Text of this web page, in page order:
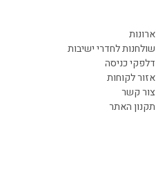
ארונות
שולחנות לחדרי ישיבות
דלפקי כניסה
אזור לקוחות
צור קשר
תקנון האתר